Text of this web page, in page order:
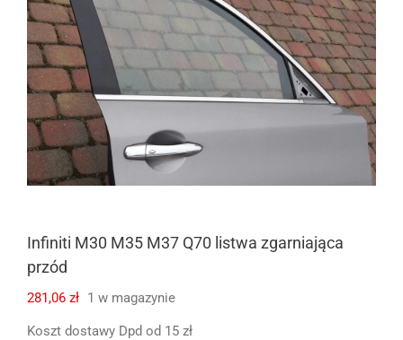
Infiniti M30 M35 M37 Q70 listwa zgarniająca
przód
281,06 zł 1 w magazynie
Koszt dostawy Dpd od 15 zł